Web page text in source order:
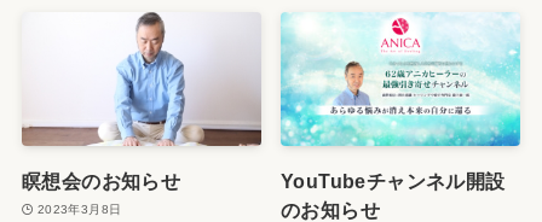
瞑想会のお知らせ
2023年3月8日
YouTubeチャンネル開設
のお知らせ